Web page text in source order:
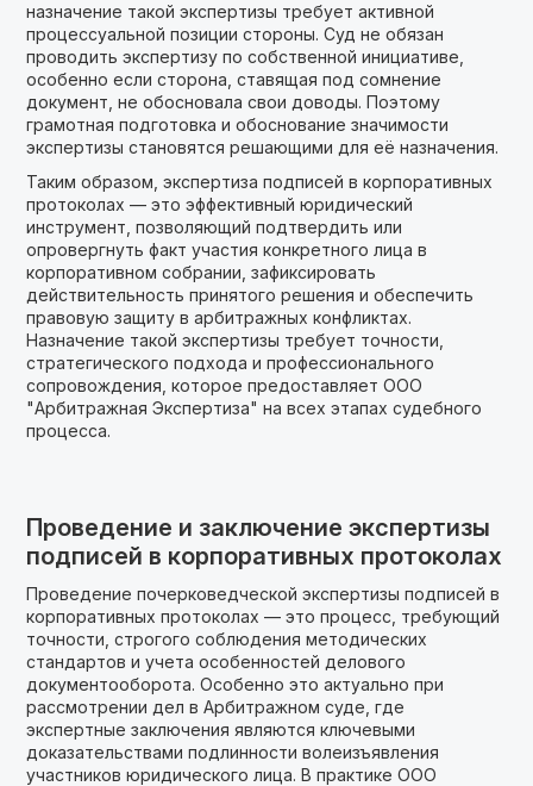
назначение такой экспертизы требует активной
процессуальной позиции стороны. Суд не обязан
проводить экспертизу по собственной инициативе,
особенно если сторона, ставящая под сомнение
документ, не обосновала свои доводы. Поэтому
грамотная подготовка и обоснование значимости
экспертизы становятся решающими для её назначения.
Таким образом, экспертиза подписей в корпоративных
протоколах — это эффективный юридический
инструмент, позволяющий подтвердить или
опровергнуть факт участия конкретного лица в
корпоративном собрании, зафиксировать
действительность принятого решения и обеспечить
правовую защиту в арбитражных конфликтах.
Назначение такой экспертизы требует точности,
стратегического подхода и профессионального
сопровождения, которое предоставляет ООО
"Арбитражная Экспертиза" на всех этапах судебного
процесса.
Проведение и заключение экспертизы
подписей в корпоративных протоколах
Проведение почерковедческой экспертизы подписей в
корпоративных протоколах — это процесс, требующий
точности, строгого соблюдения методических
стандартов и учета особенностей делового
документооборота. Особенно это актуально при
рассмотрении дел в Арбитражном суде, где
экспертные заключения являются ключевыми
доказательствами подлинности волеизъявления
участников юридического лица. В практике ООО